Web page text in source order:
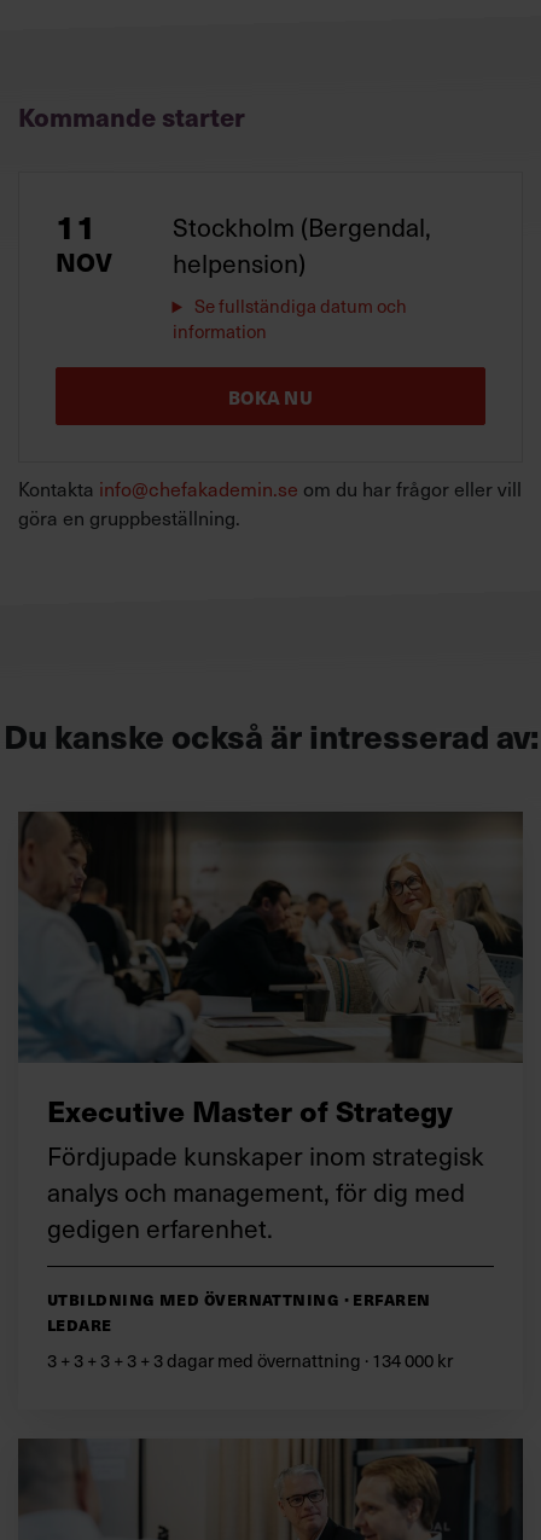
Kommande starter
11
NOV
Stockholm (Bergendal,
helpension)
Se fullständiga datum och
information
BOKA NU
Kontakta info@chefakademin.se om du har frågor eller vill
göra en gruppbeställning.
Du kanske också är intresserad av:
Executive Master of Strategy
Fördjupade kunskaper inom strategisk
analys och management, för dig med
gedigen erfarenhet.
Utbildning med övernattning · Erfaren
ledare
3 + 3 + 3 + 3 + 3 dagar med övernattning · 134 000 kr